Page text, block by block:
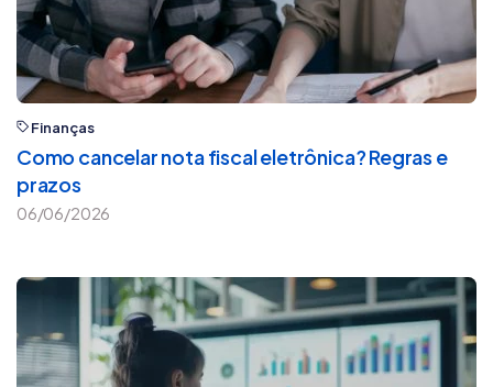
Finanças
Como cancelar nota fiscal eletrônica? Regras e
prazos
06/06/2026